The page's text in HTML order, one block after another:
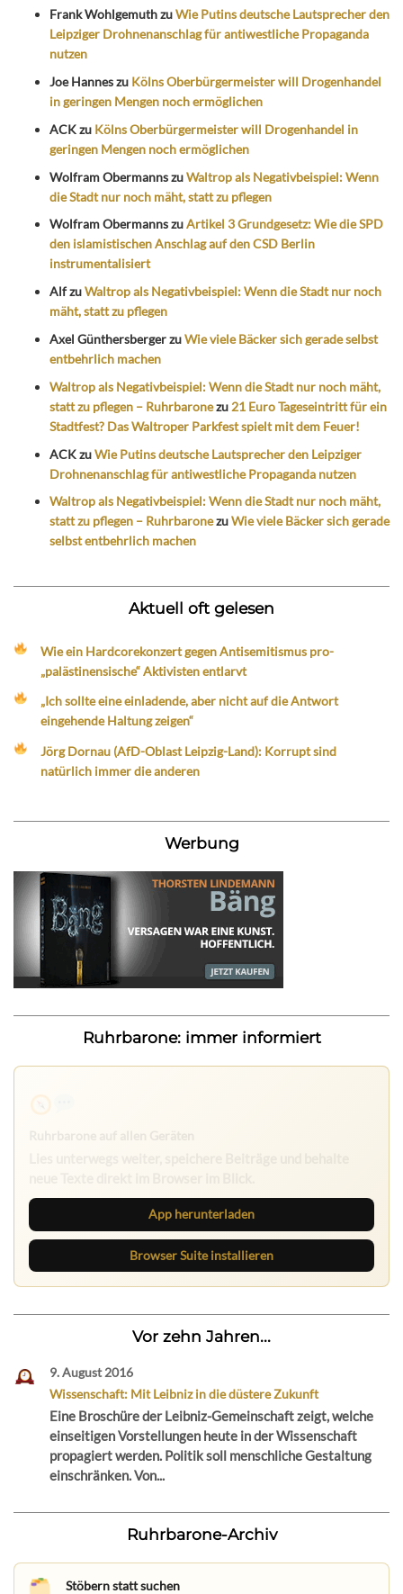
Frank WohlgemuthzuWie Putins deutsche Lautsprecher den
Leipziger Drohnenanschlag für antiwestliche Propaganda
nutzen
Joe Hanneszu Kölns Oberbürgermeister will Drogenhandel
in geringen Mengen noch ermöglichen
ACKzu Kölns Oberbürgermeister will Drogenhandel in
geringen Mengen noch ermöglichen
Wolfram ObermannszuWaltrop als Negativbeispiel: Wenn
die Stadt nur noch mäht, statt zu pflegen
Wolfram ObermannszuArtikel 3 Grundgesetz: Wie die SPD
den islamistischen Anschlag auf den CSD Berlin
instrumentalisiert
AlfzuWaltrop als Negativbeispiel: Wenn die Stadt nur noch
mäht, statt zu pflegen
Axel GünthersbergerzuWie viele Bäcker sich gerade selbst
entbehrlich machen
Waltrop als Negativbeispiel: Wenn die Stadt nur noch mäht,
statt zu pflegen – Ruhrbaronezu 21 Euro Tageseintritt für ein
Stadtfest? Das Waltroper Parkfest spielt mit dem Feuer!
ACKzuWie Putins deutsche Lautsprecher den Leipziger
Drohnenanschlag für antiwestliche Propaganda nutzen
Waltrop als Negativbeispiel: Wenn die Stadt nur noch mäht,
statt zu pflegen – RuhrbaronezuWie viele Bäcker sich gerade
selbst entbehrlich machen
Aktuell oft gelesen
Wie ein Hardcorekonzert gegen Antisemitismus pro-
„palästinensische“ Aktivisten entlarvt
„Ich sollte eine einladende, aber nicht auf die Antwort
eingehende Haltung zeigen“
Jörg Dornau (AfD-Oblast Leipzig-Land): Korrupt sind
natürlich immer die anderen
Werbung
Ruhrbarone: immer informiert
App herunterladen
Browser Suite installieren
Vor zehn Jahren...
9. August 2016
Wissenschaft: Mit Leibniz in die düstere Zukunft
Eine Broschüre der Leibniz-Gemeinschaft zeigt, welche
einseitigen Vorstellungen heute in der Wissenschaft
propagiert werden. Politik soll menschliche Gestaltung
einschränken. Von...
Ruhrbarone-Archiv
Stöbern statt suchen